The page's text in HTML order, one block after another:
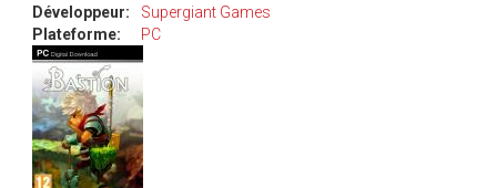
Développeur:
Supergiant Games
Plateforme:
PC